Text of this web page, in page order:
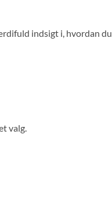
indsigt i, hvordan du
valg.